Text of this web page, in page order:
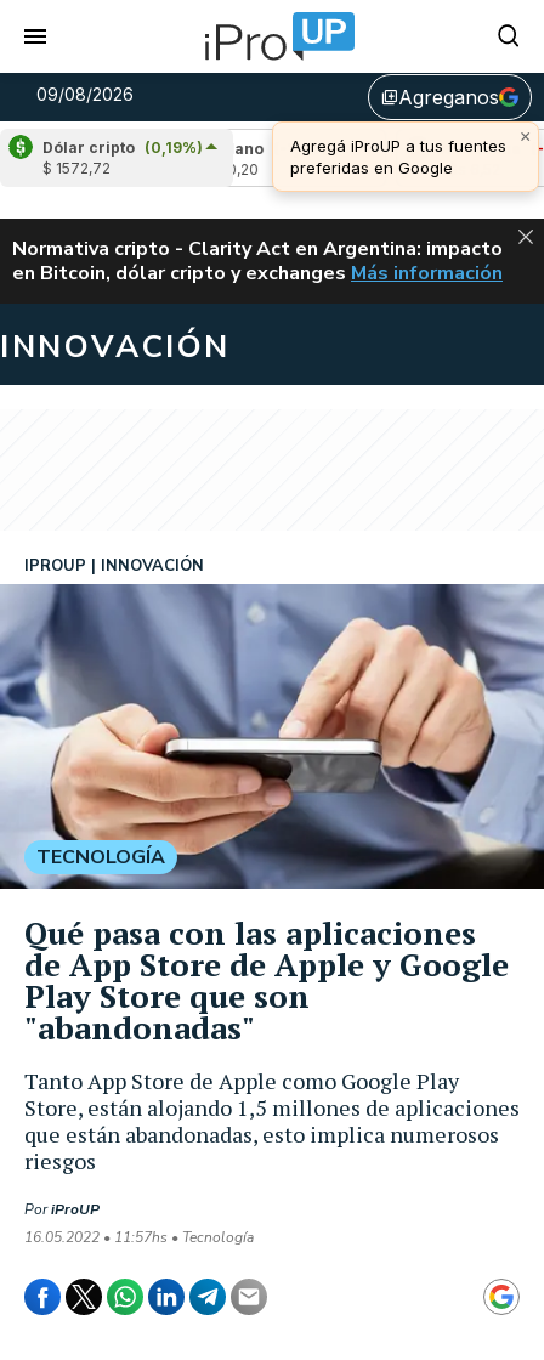
09/08/2026 library_addAgreganos
×
Agregá iProUP a tus fuentes
preferidas en Google
Dólar cripto (0,19%)
$ 1572,72
Cardano
(-1,44%)
Avalanche (-
u$s 6,52
ALERTA
Normativa cripto - Clarity Act en Argentina: impacto
en Bitcoin, dólar cripto y exchanges CLARITY ACT EN
Más información
INNOVACIÓN
Tanto App Store de Apple como Google Play
Store, están alojando 1,5 millones de aplicaciones
que están abandonadas, esto implica numerosos
riesgos
IPROUP INNOVACIÓN
PoriProUP
16.05.2022 • 11:57hs • Tecnología
TECNOLOGÍA
Qué pasa con las aplicaciones
de App Store de Apple y Google
Play Store que son
"abandonadas"